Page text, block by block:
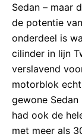
Sedan – maar
de potentie
onderdeel is
cilinder in lijn
verslavend
motorblok
gewone
had ook de
met meer als